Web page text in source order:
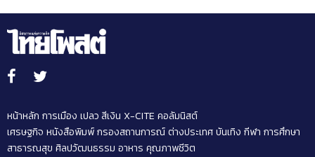
หน้าหลัก การเมือง เปลว สีเงิน X-CITE คอลัมนิสต์
เศรษฐกิจ หนังสือพิมพ์กรองสถานการณ์ต่างประเทศบันเทิง กีฬา การศึกษา
สาธารณสุข ศิลปวัฒนธรรม อาหาร คุณภาพชีวิต